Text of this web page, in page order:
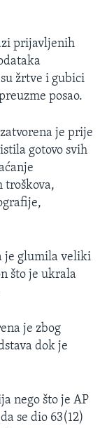
prijavljenih
žrtve i gubici
posao.
je prije
gotovo svih
troškova,
je glumila veliki
što je ukrala
je zbog
dok je
nego što je AP
se dio 63(12)